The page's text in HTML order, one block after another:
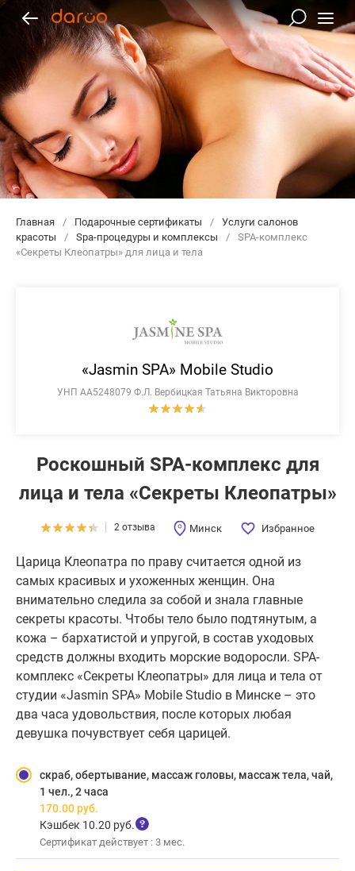
Главная / Подарочные сертификаты /
Услуги салонов
красоты
/ Spa-процедуры и комплексы /
SPA-комплекс
«Секреты Клеопатры» для лица и тела
«Jasmin SPA» Mobile Studio
УНП АА5248079 Ф.Л. Вербицкая Татьяна Викторовна
Роскошный SPA-комплекс для
лица и тела «Секреты Клеопатры»
2 отзыва Минск Избранное
Царица Клеопатра по праву считается одной из
самых красивых и ухоженных женщин. Она
внимательно следила за собой и знала главные
секреты красоты. Чтобы тело было подтянутым, а
кожа – бархатистой и упругой, в состав уходовых
средств должны входить морские водоросли. SPA-
комплекс «Секреты Клеопатры» для лица и тела от
студии «Jasmin SPA» Mobile Studio в Минске – это
два часа удовольствия, после которых любая
девушка почувствует себя царицей.
скраб, обертывание, массаж головы, массаж тела, чай,
1 чел., 2 часа
170.00руб.
Кэшбек 10.20 руб.
Сертификат действует : 3 мес.